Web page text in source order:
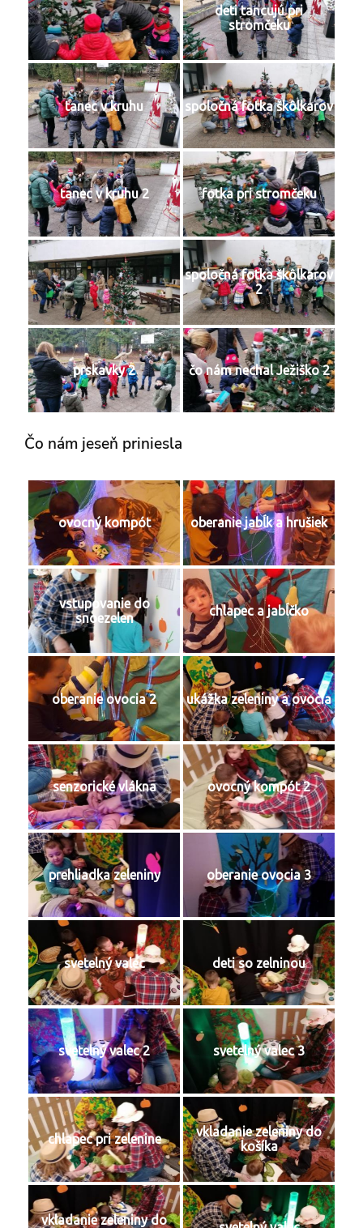
deti tancujú pri
stromčeku
tanec v kruhu spoločná fotka škôlkarov
tanec v kruhu 2 fotka pri stromčeku
spoločná fotka škôlkarov
2
prskavky 2 čo nám nechal Ježiško 2
Čo nám jeseň priniesla
ovocný kompót oberanie jabĺk a hrušiek
vstupovanie do
snoezelen
chlapec a jabĺčko
oberanie ovocia 2 ukážka zeleniny a ovocia
senzorické vlákna ovocný kompót 2
prehliadka zeleniny oberanie ovocia 3
svetelný valec deti so zelninou
svetelný valec 2 svetelný valec 3
chlapec pri zelenine
vkladanie zeleniny do
košíka
vkladanie zeleniny do